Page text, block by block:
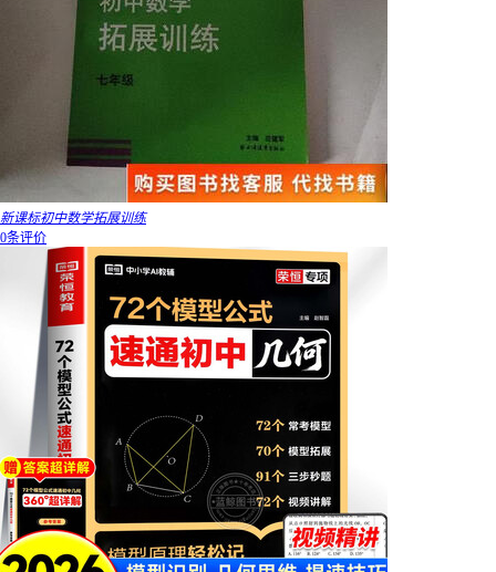
新课标初中数学拓展训练
0条评价